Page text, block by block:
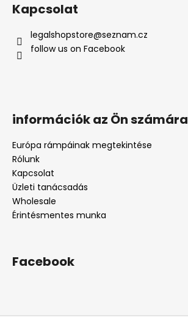
Kapcsolat
legalshopstore@seznam.cz
follow us on Facebook
információk az Ön számára
Európa rámpáinak megtekintése
Rólunk
Kapcsolat
Üzleti tanácsadás
Wholesale
Érintésmentes munka
Facebook